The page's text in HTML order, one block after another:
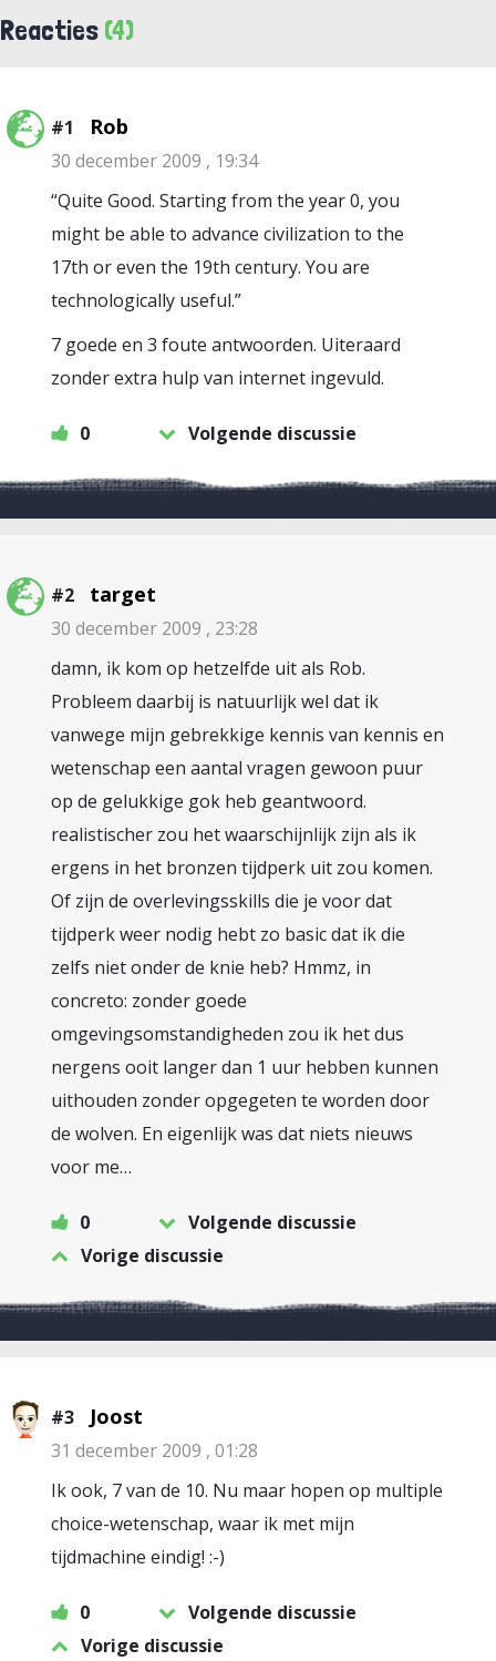
Reacties (4)
#1 Rob
30 december 2009 , 19:34
“Quite Good. Starting from the year 0, you
might be able to advance civilization to the
17th or even the 19th century. You are
technologically useful.”
7 goede en 3 foute antwoorden. Uiteraard
zonder extra hulp van internet ingevuld.
0 Volgende discussie
#2 target
30 december 2009 , 23:28
damn, ik kom op hetzelfde uit als Rob.
Probleem daarbij is natuurlijk wel dat ik
vanwege mijn gebrekkige kennis van kennis en
wetenschap een aantal vragen gewoon puur
op de gelukkige gok heb geantwoord.
realistischer zou het waarschijnlijk zijn als ik
ergens in het bronzen tijdperk uit zou komen.
Of zijn de overlevingsskills die je voor dat
tijdperk weer nodig hebt zo basic dat ik die
zelfs niet onder de knie heb? Hmmz, in
concreto: zonder goede
omgevingsomstandigheden zou ik het dus
nergens ooit langer dan 1 uur hebben kunnen
uithouden zonder opgegeten te worden door
de wolven. En eigenlijk was dat niets nieuws
voor me…
0
Volgende discussie
Vorige discussie
#3 Joost
31 december 2009 , 01:28
Ik ook, 7 van de 10. Nu maar hopen op multiple
choice-wetenschap, waar ik met mijn
tijdmachine eindig! :-)
0
Volgende discussie
Vorige discussie